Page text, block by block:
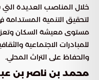
خلال المناصب العديدة
لتحقيق التنمية
مستوى معيشة السكان
للمبادرات الاجتماعية
والحفاظ على التراث المحلي.
محمد بن ناصر بن